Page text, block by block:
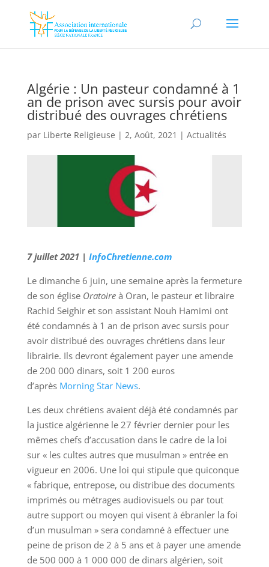
Algérie : Un pasteur condamné à 1
an de prison avec sursis pour avoir
distribué des ouvrages chrétiens
par Liberte Religieuse | 2, Août, 2021 | Actualités
7 juillet 2021 | InfoChretienne.com
Le dimanche 6 juin, une semaine après la fermeture
de son église Oratoireà Oran, le pasteur et libraire
Rachid Seighir et son assistant Nouh Hamimi ont
été condamnés à 1 an de prison avec sursis pour
avoir distribué des ouvrages chrétiens dans leur
librairie. Ils devront également payer une amende
de 200 000 dinars, soit 1 200 euros
d’après Morning Star News.
Les deux chrétiens avaient déjà été condamnés par
la justice algérienne le 27 février dernier pour les
mêmes chefs d’accusation dans le cadre de la loi
sur « les cultes autres que musulman » entrée en
vigueur en 2006. Une loi qui stipule que quiconque
« fabrique, entrepose, ou distribue des documents
imprimés ou métrages audiovisuels ou par tout
autre support ou moyen qui visent à ébranler la foi
d’un musulman » sera condamné à effectuer une
peine de prison de 2 à 5 ans et à payer une amende
de 500 000 à 1 000 000 de dinars algérien, soit